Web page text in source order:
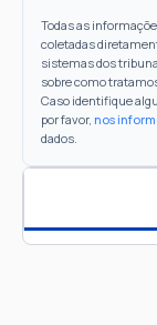
Todas as
coletadas
sistemas dos
sobre como
Caso identifique
por favor, nos
dados.